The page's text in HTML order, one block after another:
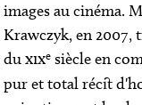
images au cinéma.
Krawczyk, en 2007,
duxixe siècle en
pur et total récit